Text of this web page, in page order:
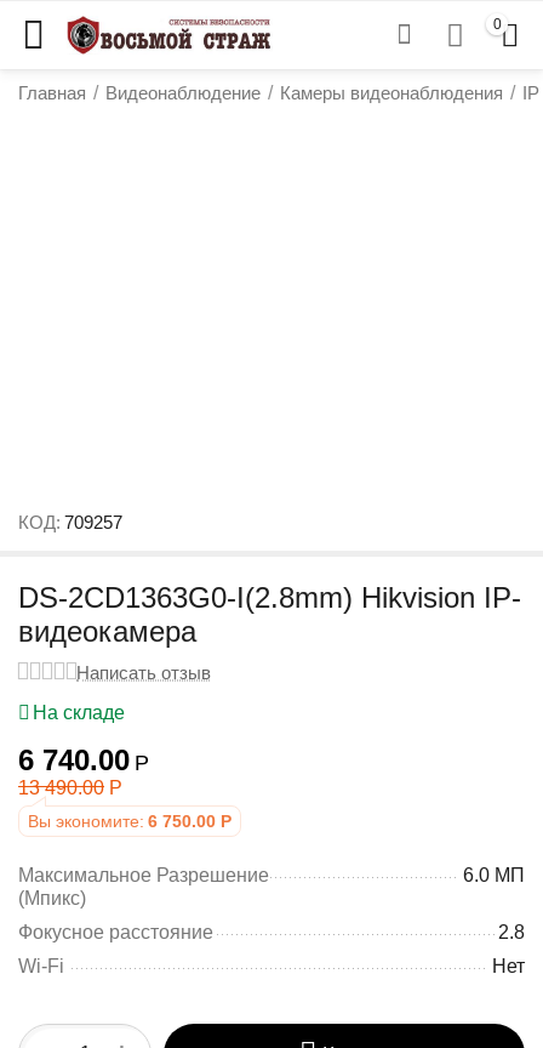
0
Главная / Видеонаблюдение / Камеры видеонаблюдения /
КОД: 709257
DS-2CD1363G0-I(2.8mm) Hikvision IP-
видеокамера
Написать отзыв
На складе
6 740.00 Р
13 490.00 Р
Вы экономите: 6 750.00 Р
Максимальное Разрешение
(Mпикс)
6.0 МП
Фокусное расстояние
2.8
Wi-Fi
Нет